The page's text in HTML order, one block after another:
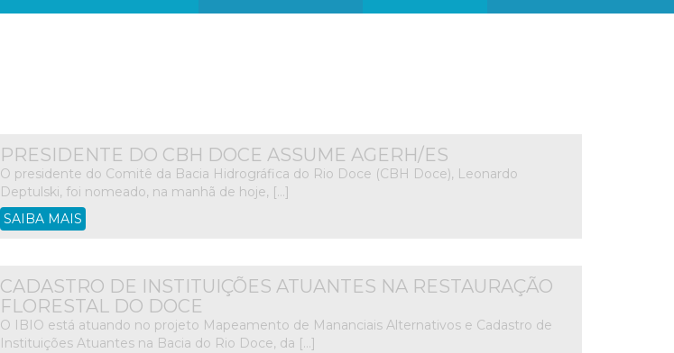
PRESIDENTE DO CBH DOCE ASSUME AGERH/ES
O presidente do Comitê da Bacia Hidrográfica do Rio Doce (CBH Doce), Leonardo
Deptulski, foi nomeado, na manhã de hoje, […]
SAIBA MAIS
CADASTRO DE INSTITUIÇÕES ATUANTES NA RESTAURAÇÃO
FLORESTAL DO DOCE
O IBIO está atuando no projeto Mapeamento de Mananciais Alternativos e Cadastro de
Instituições Atuantes na Bacia do Rio Doce, da […]